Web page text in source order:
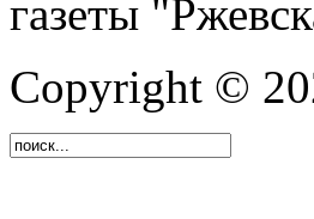
газеты
Copyright ©